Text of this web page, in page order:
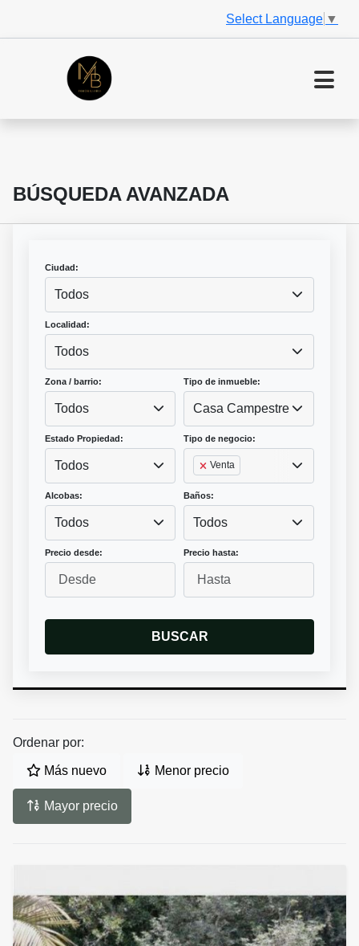
Select Language ▼
BÚSQUEDA AVANZADA
Ciudad:
Todos
Localidad:
Todos
Zona / barrio:
Todos
Tipo de inmueble:
Casa Campestre
Estado Propiedad:
Todos
Tipo de negocio:
Venta
Alcobas:
Todos
Baños:
Todos
Precio desde: Precio hasta:
BUSCAR
Ordenar por:
Más nuevo Menor precio
Mayor precio